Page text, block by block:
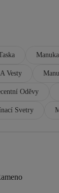
Vesty
Oděvy
Svetry